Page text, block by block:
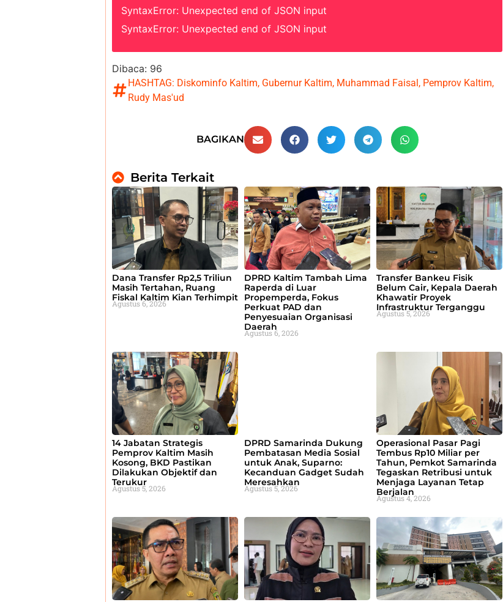
SyntaxError: Unexpected end of JSON input
SyntaxError: Unexpected end of JSON input
Dibaca: 96
HASHTAG: Diskominfo Kaltim, Gubernur Kaltim, Muhammad Faisal, Pemprov Kaltim,
Rudy Mas'ud
BAGIKAN
Berita Terkait
Dana Transfer Rp2,5 Triliun
Masih Tertahan, Ruang
Fiskal Kaltim Kian Terhimpit
Agustus 6, 2026
DPRD Kaltim Tambah Lima
Raperda di Luar
Propemperda, Fokus
Perkuat PAD dan
Penyesuaian Organisasi
Daerah
Agustus 6, 2026
Transfer Bankeu Fisik
Belum Cair, Kepala Daerah
Khawatir Proyek
Infrastruktur Terganggu
Agustus 5, 2026
14 Jabatan Strategis
Pemprov Kaltim Masih
Kosong, BKD Pastikan
Dilakukan Objektif dan
Terukur
Agustus 5, 2026
DPRD Samarinda Dukung
Pembatasan Media Sosial
untuk Anak, Suparno:
Kecanduan Gadget Sudah
Meresahkan
Agustus 5, 2026
Operasional Pasar Pagi
Tembus Rp10 Miliar per
Tahun, Pemkot Samarinda
Tegaskan Retribusi untuk
Menjaga Layanan Tetap
Berjalan
Agustus 4, 2026